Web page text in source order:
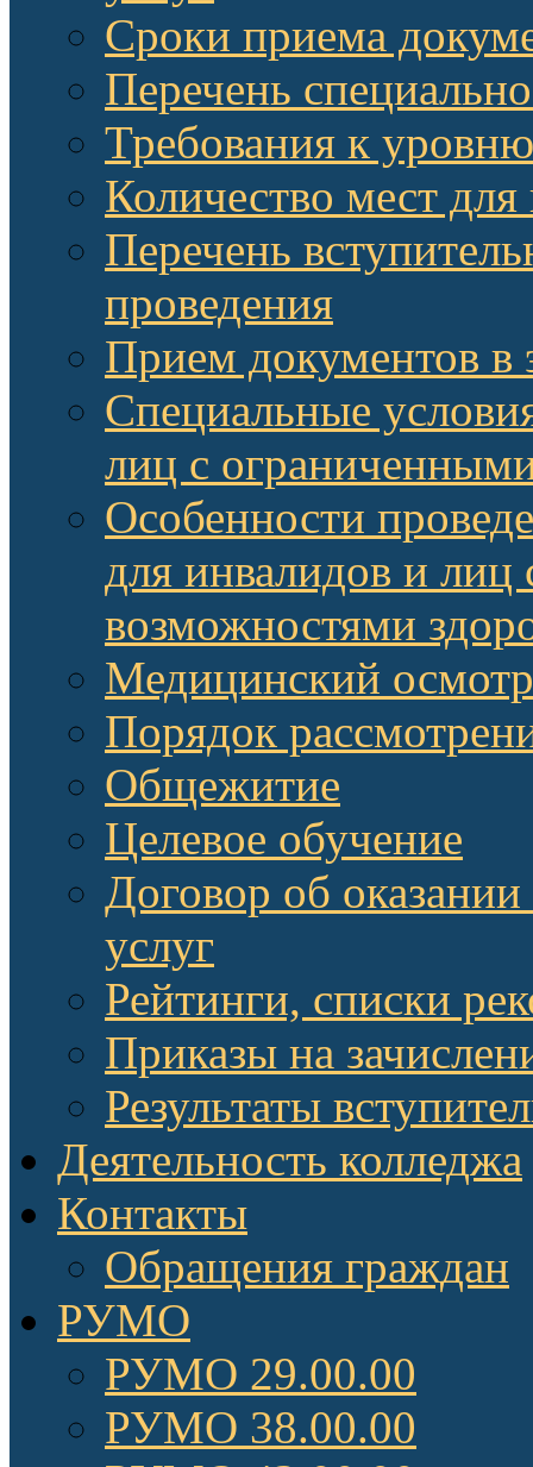
Сроки приема
Перечень
Требования к
Количество мест
Перечень
проведения
Прием документов в
Специальные
лиц с
Особенности
для инвалидов и
возможностями
Медицинский осмотр
Порядок
Общежитие
Целевое обучение
Договор об
услуг
Рейтинги, списки
Приказы на
Результаты
Деятельность колледжа
Контакты
Обращения граждан
РУМО
РУМО 29.00.00
РУМО 38.00.00